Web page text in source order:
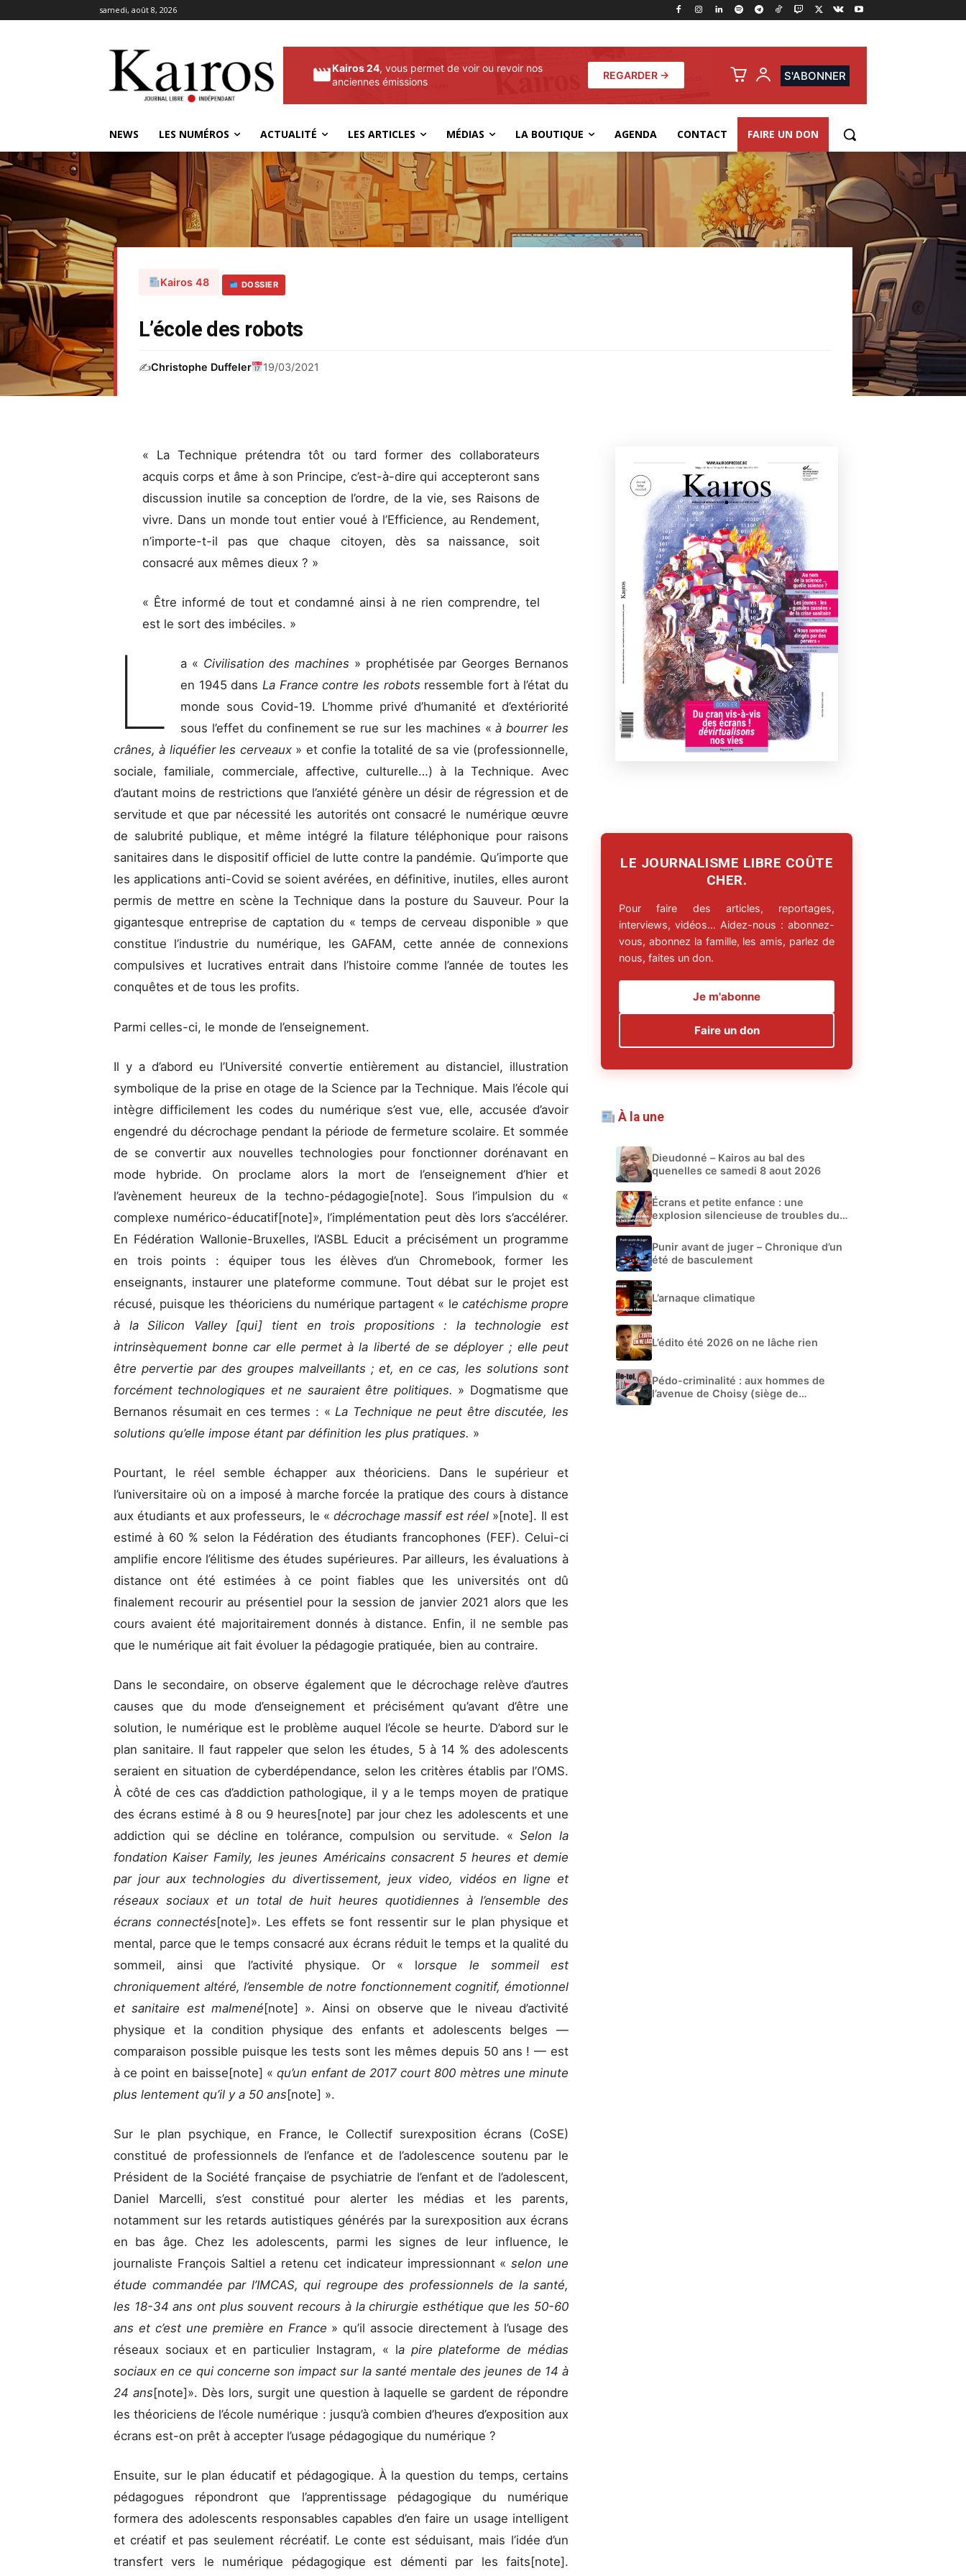
samedi, août 8, 2026
Kairos 24, vous permet de voir ou revoir nos
anciennes émissions
REGARDER → S'ABONNER
NEWS LES NUMÉROS ACTUALITÉ LES ARTICLES MÉDIAS LA BOUTIQUE AGENDA CONTACT FAIRE UN DON
Kairos 48 DOSSIER
L’école des robots
✍️Christophe Duffeler 19/03/2021
« La Technique prétendra tôt ou tard former des collaborateurs
acquis corps et âme à son Principe, c’est-à-dire qui accepteront sans
discussion inutile sa conception de l’ordre, de la vie, ses Raisons de
vivre. Dans un monde tout entier voué à l’Efficience, au Rendement,
n’importe-t-il pas que chaque citoyen, dès sa naissance, soit
consacré aux mêmes dieux ? »
« Être informé de tout et condamné ainsi à ne rien comprendre, tel
est le sort des imbéciles. »
L a « Civilisation des machines » prophétisée par Georges Bernanos
en 1945 dansLa France contre les robots ressemble fort à l’état du
monde sous Covid-19. L’homme privé d’humanité et d’extériorité
sous l’effet du confinement se rue sur les machines «à bourrer les
crânes, à liquéfier les cerveaux » et confie la totalité de sa vie (professionnelle,
sociale, familiale, commerciale, affective, culturelle…) à la Technique. Avec
d’autant moins de restrictions que l’anxiété génère un désir de régression et de
servitude et que par nécessité les autorités ont consacré le numérique œuvre
de salubrité publique, et même intégré la filature téléphonique pour raisons
sanitaires dans le dispositif officiel de lutte contre la pandémie. Qu’importe que
les applications anti-Covid se soient avérées, en définitive, inutiles, elles auront
permis de mettre en scène la Technique dans la posture du Sauveur. Pour la
gigantesque entreprise de captation du « temps de cerveau disponible » que
constitue l’industrie du numérique, les GAFAM, cette année de connexions
compulsives et lucratives entrait dans l’histoire comme l’année de toutes les
conquêtes et de tous les profits.
Parmi celles-ci, le monde de l’enseignement.
Il y a d’abord eu l’Université convertie entièrement au distanciel, illustration
symbolique de la prise en otage de la Science par la Technique. Mais l’école qui
intègre difficilement les codes du numérique s’est vue, elle, accusée d’avoir
engendré du décrochage pendant la période de fermeture scolaire. Et sommée
de se convertir aux nouvelles technologies pour fonctionner dorénavant en
mode hybride. On proclame alors la mort de l’enseignement d’hier et
l’avènement heureux de la techno-pédagogie[note]. Sous l’impulsion du «
complexe numérico-éducatif[note]», l’implémentation peut dès lors s’accélérer.
En Fédération Wallonie-Bruxelles, l’ASBL Educit a précisément un programme
en trois points : équiper tous les élèves d’un Chromebook, former les
enseignants, instaurer une plateforme commune. Tout débat sur le projet est
récusé, puisque les théoriciens du numérique partagent « le catéchisme propre
à la Silicon Valley [qui] tient en trois propositions : la technologie est
intrinsèquement bonne car elle permet à la liberté de se déployer ; elle peut
être pervertie par des groupes malveillants ; et, en ce cas, les solutions sont
forcément technologiques et ne sauraient être politiques. » Dogmatisme que
Bernanos résumait en ces termes : « La Technique ne peut être discutée, les
solutions qu’elle impose étant par définition les plus pratiques. »
Pourtant, le réel semble échapper aux théoriciens. Dans le supérieur et
l’universitaire où on a imposé à marche forcée la pratique des cours à distance
aux étudiants et aux professeurs, le «décrochage massif est réel »[note]. Il est
estimé à 60 % selon la Fédération des étudiants francophones (FEF). Celui-ci
amplifie encore l’élitisme des études supérieures. Par ailleurs, les évaluations à
distance ont été estimées à ce point fiables que les universités ont dû
finalement recourir au présentiel pour la session de janvier 2021 alors que les
cours avaient été majoritairement donnés à distance. Enfin, il ne semble pas
que le numérique ait fait évoluer la pédagogie pratiquée, bien au contraire.
Dans le secondaire, on observe également que le décrochage relève d’autres
causes que du mode d’enseignement et précisément qu’avant d’être une
solution, le numérique est le problème auquel l’école se heurte. D’abord sur le
plan sanitaire. Il faut rappeler que selon les études, 5 à 14 % des adolescents
seraient en situation de cyberdépendance, selon les critères établis par l’OMS.
À côté de ces cas d’addiction pathologique, il y a le temps moyen de pratique
des écrans estimé à 8 ou 9 heures[note] par jour chez les adolescents et une
addiction qui se décline en tolérance, compulsion ou servitude. «Selon la
fondation Kaiser Family, les jeunes Américains consacrent 5 heures et demie
par jour aux technologies du divertissement, jeux video, vidéos en ligne et
réseaux sociaux et un total de huit heures quotidiennes à l’ensemble des
écrans connectés[note]». Les effets se font ressentir sur le plan physique et
mental, parce que le temps consacré aux écrans réduit le temps et la qualité du
sommeil, ainsi que l’activité physique. Or « lorsque le sommeil est
chroniquement altéré, l’ensemble de notre fonctionnement cognitif, émotionnel
et sanitaire est malmené[note] ». Ainsi on observe que le niveau d’activité
physique et la condition physique des enfants et adolescents belges —
comparaison possible puisque les tests sont les mêmes depuis 50 ans ! — est
à ce point en baisse[note] «qu’un enfant de 2017 court 800 mètres une minute
plus lentement qu’il y a 50 ans[note] ».
Sur le plan psychique, en France, le Collectif surexposition écrans (CoSE)
constitué de professionnels de l’enfance et de l’adolescence soutenu par le
Président de la Société française de psychiatrie de l’enfant et de l’adolescent,
Daniel Marcelli, s’est constitué pour alerter les médias et les parents,
notamment sur les retards autistiques générés par la surexposition aux écrans
en bas âge. Chez les adolescents, parmi les signes de leur influence, le
journaliste François Saltiel a retenu cet indicateur impressionnant «selon une
étude commandée par l’IMCAS, qui regroupe des professionnels de la santé,
les 18-34 ans ont plus souvent recours à la chirurgie esthétique que les 50-60
ans et c’est une première en France » qu’il associe directement à l’usage des
réseaux sociaux et en particulier Instagram, « la pire plateforme de médias
sociaux en ce qui concerne son impact sur la santé mentale des jeunes de 14 à
24 ans[note]». Dès lors, surgit une question à laquelle se gardent de répondre
les théoriciens de l’école numérique : jusqu’à combien d’heures d’exposition aux
écrans est-on prêt à accepter l’usage pédagogique du numérique ?
Ensuite, sur le plan éducatif et pédagogique. À la question du temps, certains
pédagogues répondront que l’apprentissage pédagogique du numérique
formera des adolescents responsables capables d’en faire un usage intelligent
et créatif et pas seulement récréatif. Le conte est séduisant, mais l’idée d’un
transfert vers le numérique pédagogique est démenti par les faits[note].
LE JOURNALISME LIBRE COÛTE
CHER.
Pour faire des articles, reportages,
interviews, vidéos… Aidez-nous : abonnez-
vous, abonnez la famille, les amis, parlez de
nous, faites un don.
Je m'abonne
Faire un don
À la une
Dieudonné – Kairos au bal des
quenelles ce samedi 8 aout 2026
Écrans et petite enfance : une
explosion silencieuse de troubles du
Punir avant de juger – Chronique d’un
été de basculement
L’arnaque climatique
L’édito été 2026 on ne lâche rien
Pédo-criminalité : aux hommes de
l’avenue de Choisy (siège de